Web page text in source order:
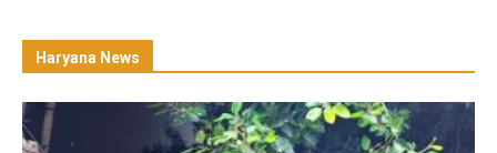
Haryana News